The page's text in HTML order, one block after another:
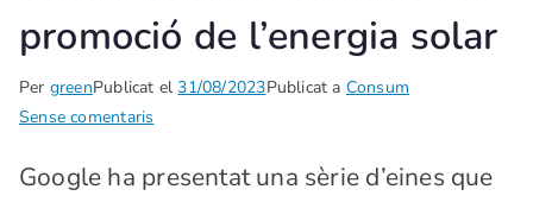
promoció de l’energia solar
Per greenPublicat el31/08/2023Publicat a Consum
Sense comentaris
Google ha presentat una sèrie d’eines que